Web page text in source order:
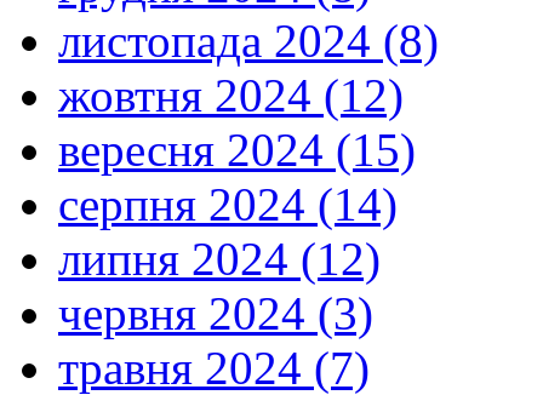
листопада 2024 (8)
жовтня 2024 (12)
вересня 2024 (15)
серпня 2024 (14)
липня 2024 (12)
червня 2024 (3)
травня 2024 (7)